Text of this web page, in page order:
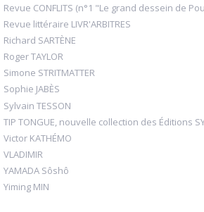
Revue CONFLITS (n°1 "Le grand dessein de
Revue littéraire LIVR'ARBITRES
Richard SARTÈNE
Roger TAYLOR
Simone STRITMATTER
Sophie JABÈS
Sylvain TESSON
TIP TONGUE, nouvelle collection des Éditions
Victor KATHÉMO
VLADIMIR
YAMADA Sôshô
Yiming MIN